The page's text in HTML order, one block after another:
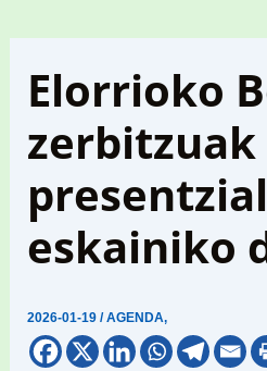
Elorrioko
eskainiko
2026-01-19/AGENDA,